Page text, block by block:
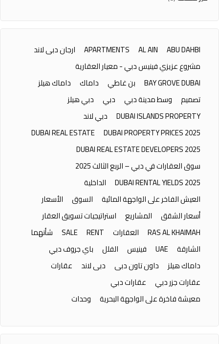
ABU DAHBI
AL AIN
APARTMENTS
ارجان دبى لاند
مشروع عزيزي فينيس دبي - معيار العقارية
BAY GROVE DUBAI
بن غاطي داماك
داماك هيلز
تصميم
وسط مدينة دبي دبي
دبي هيلز
DUBAI ISLANDS PROPERTY
دبي لاند
DUBAI PROPERTY PRICES 2025
DUBAI REAL ESTATE
DUBAI REAL ESTATE DEVELOPERS 2025
سوق العقارات في دبي – الربع الثالث 2025
DUBAI RENTAL YIELDS 2025
الداخلية
العيش الفاخر على الواجهة المائية
السوق
الأسعار
أسعار الشقق
المشاريع
استراتيجيات تسويق العقار
RAS AL KHAIMAH
العقارات RENT
SALE
شأنهما
الشارقة
UAE فينيس الفلل
باي جروف دبي
داماك هيلز
داون تاون دبى دبى لاند
عقارات
عقارات جزر دبي
عقارات دبي
معيشة فاخرة على الواجهة البحرية
وحدات